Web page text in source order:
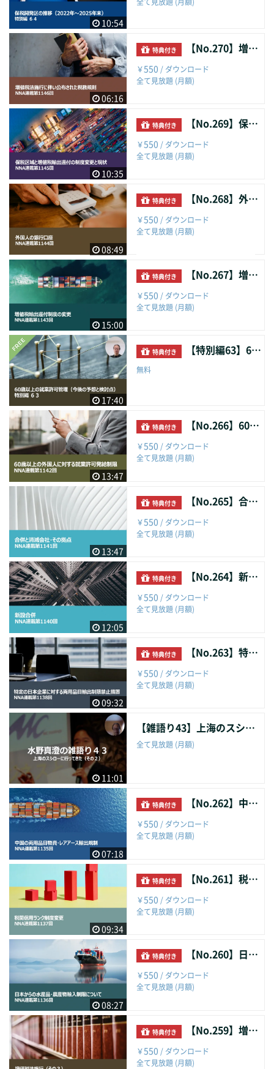
10:54
06:16
特典付き 【No.270】増値税法施行に伴い公布された税務規則
￥550 / ダウンロード
全て見放題 (月額)
10:35
特典付き 【No.269】保税区域と増値税輸出還付の制度変更と現状
￥550 / ダウンロード
全て見放題 (月額)
08:49
特典付き 【No.268】外国人の銀行口座
￥550 / ダウンロード
全て見放題 (月額)
15:00
特典付き 【No.267】増値税輸出還付制度の変更
￥550 / ダウンロード
全て見放題 (月額)
17:40
特典付き 【特別編63】60歳以上の就業許可管理（今後の予想と検討点）
無料
13:47
特典付き 【No.266】60歳以上の外国人に対する就業許可発給制限
￥550 / ダウンロード
全て見放題 (月額)
13:47
特典付き 【No.265】合併と消滅会社・その拠点
￥550 / ダウンロード
全て見放題 (月額)
12:05
特典付き 【No.264】新設合併
￥550 / ダウンロード
全て見放題 (月額)
09:32
特典付き 【No.263】特定の日本企業に対する両用品目輸出制限禁止措置
￥550 / ダウンロード
全て見放題 (月額)
11:01
【雑語り43】上海のスシローに行ってきた（その２）
全て見放題 (月額)
07:18
特典付き 【No.262】中国の両用品目物資・レアアース輸出規制
￥550 / ダウンロード
全て見放題 (月額)
09:34
特典付き 【No.261】税関信用ランク制度変更
￥550 / ダウンロード
全て見放題 (月額)
08:27
特典付き 【No.260】日本からの水産品・農産物輸入制限について
￥550 / ダウンロード
全て見放題 (月額)
特典付き 【No.259】増値税法施行（その３）
￥550 / ダウンロード
全て見放題 (月額)